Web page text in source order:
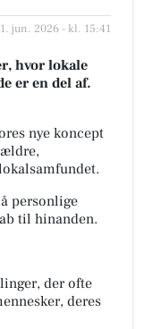
jun. 2026 - kl. 15:41
hvor lokale
er en del af.
nye koncept
personlige
til hinanden.
der ofte
deres